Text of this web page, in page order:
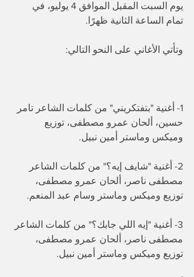
يوم السبت المقبل الموافق 4 يوليو، في
تمام الساعة الثانية ظهرًا.
وتأتي الأغاني على النحو التالي:
1- أغنية "بتفتكريني" من كلمات الشاعر تامر
حسين، ألحان عمرو مصطفى، توزيع
وميكس وماستر أمين نبيل.
2- أغنية "شايف إيه؟" من كلمات الشاعر
مصطفى ناصر، ألحان عمرو مصطفى،
توزيع وميكس وماستر وسام عبد المنعم.
3- أغنية "إيه اللي جابك؟" من كلمات الشاعر
مصطفى ناصر، ألحان عمرو مصطفى،
توزيع وميكس وماستر أمين نبيل.